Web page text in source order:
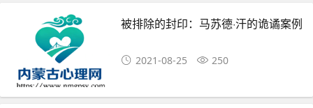
被排除的封印：马苏德·汗的诡谲案例
2021-08-25 250